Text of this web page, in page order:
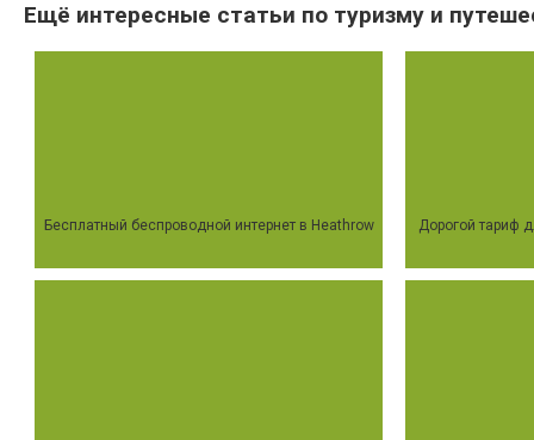
Ещё интересные статьи по туризму и
Бесплатный беспроводной интернет в Heathrow Дорогой тариф